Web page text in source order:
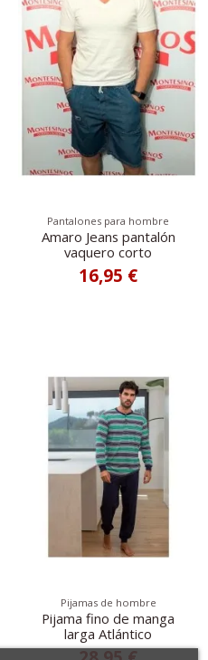
Pantalones para hombre
Amaro Jeans pantalón
vaquero corto
16,95 €
Pijamas de hombre
Pijama fino de manga
larga Atlántico